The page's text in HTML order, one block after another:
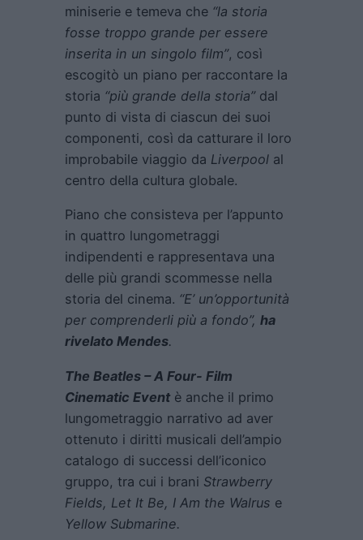
miniserie e temeva che “la storia
fosse troppo grande per essere
inserita in un singolo film”, così
escogitò un piano per raccontare la
storia “più grande della storia” dal
punto di vista di ciascun dei suoi
componenti, così da catturare il loro
improbabile viaggio da Liverpool al
centro della cultura globale.
Piano che consisteva per l’appunto
in quattro lungometraggi
indipendenti e rappresentava una
delle più grandi scommesse nella
storia del cinema. “E’ un’opportunità
per comprenderli più a fondo”, ha
rivelato Mendes.
The Beatles – A Four- Film
Cinematic Event è anche il primo
lungometraggio narrativo ad aver
ottenuto i diritti musicali dell’ampio
catalogo di successi dell’iconico
gruppo, tra cui i brani Strawberry
Fields, Let It Be, I Am the Walrus e
Yellow Submarine.